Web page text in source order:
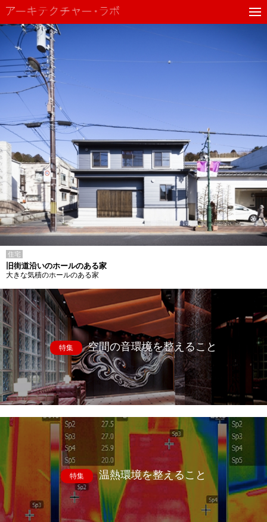
住宅
旧街道沿いのホールのある家
大きな気積のホールのある家
特集 空間の音環境を整えること
特集 温熱環境を整えること